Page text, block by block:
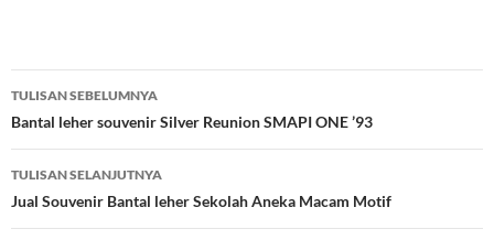
b
o
o
k
er es
t
bl
r
e
dI
n
d e
Navigasi
Tulisan
TULISAN SEBELUMNYA
Bantal leher souvenir Silver Reunion SMAPI ONE ’93
TULISAN SELANJUTNYA
Jual Souvenir Bantal leher Sekolah Aneka Macam Motif